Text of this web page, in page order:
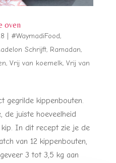
oven
#WaymadiFood,
Schrijft, Ramadan,
, Vrij van koemelk, Vrij van
gegrilde kippenbouten.
de juiste hoeveelheid
kip. In dit recept zie je de
van 12 kippenbouten,
3 tot 3,5 kg aan